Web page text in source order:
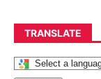
TRANSLATE